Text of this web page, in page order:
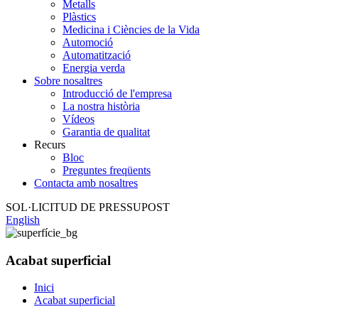
Metalls
Plàstics
Medicina i Ciències de la Vida
Automoció
Automatització
Energia verda
Sobre nosaltres
Introducció de l'empresa
La nostra història
Vídeos
Garantia de qualitat
Recurs
Bloc
Preguntes freqüents
Contacta amb nosaltres
SOL·LICITUD DE PRESSUPOST
English
Acabat superficial
Inici
Acabat superficial